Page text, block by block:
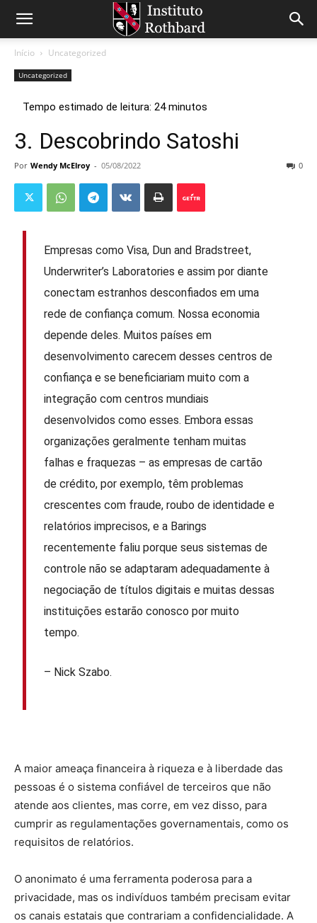
Início Uncategorized
Uncategorized
3. Descobrindo Satoshi
Por Wendy McElroy - 05/08/2022 0
Empresas como Visa, Dun and Bradstreet,
Underwriter’s Laboratories e assim por diante
conectam estranhos desconfiados em uma
rede de confiança comum. Nossa economia
depende deles. Muitos países em
desenvolvimento carecem desses centros de
confiança e se beneficiariam muito com a
integração com centros mundiais
desenvolvidos como esses. Embora essas
organizações geralmente tenham muitas
falhas e fraquezas – as empresas de cartão
de crédito, por exemplo, têm problemas
crescentes com fraude, roubo de identidade e
relatórios imprecisos, e a Barings
recentemente faliu porque seus sistemas de
controle não se adaptaram adequadamente à
negociação de títulos digitais e muitas dessas
instituições estarão conosco por muito
tempo.
– Nick Szabo.
A maior ameaça financeira à riqueza e à liberdade das
pessoas é o sistema confiável de terceiros que não
atende aos clientes, mas corre, em vez disso, para
cumprir as regulamentações governamentais, como os
requisitos de relatórios.
O anonimato é uma ferramenta poderosa para a
privacidade, mas os indivíduos também precisam evitar
os canais estatais que contrariam a confidencialidade. A